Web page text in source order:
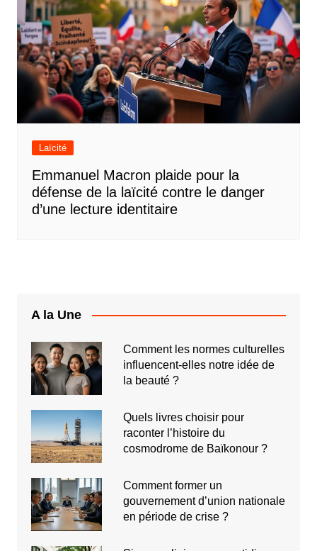
Laïcité
Emmanuel Macron plaide pour la
défense de la laïcité contre le danger
d’une lecture identitaire
A la Une
Comment les normes culturelles
influencent-elles notre idée de
la beauté ?
Quels livres choisir pour
raconter l’histoire du
cosmodrome de Baïkonour ?
Comment former un
gouvernement d’union nationale
en période de crise ?